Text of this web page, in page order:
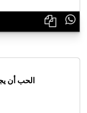

الحب أن